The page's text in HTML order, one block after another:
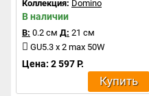
Коллекция: Domino
В наличии
В: 0.2 см Д: 21 см
GU5.3 x 2 max 50W
Цена: 2 597 Р.
Купить